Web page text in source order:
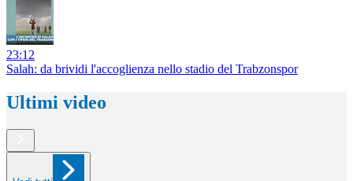
23:12
Salah: da brividi l'accoglienza nello stadio del Trabzonspor
Ultimi video